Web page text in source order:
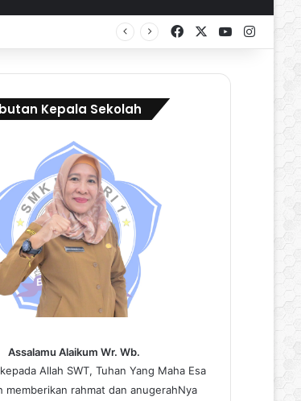
Day 2026 FacebookYouTube
Kepala Sekolah
Assalamu Alaikum Wr. Wb.
Allah SWT, Tuhan Yang Maha Esa
memberikan rahmat dan anugerahNya